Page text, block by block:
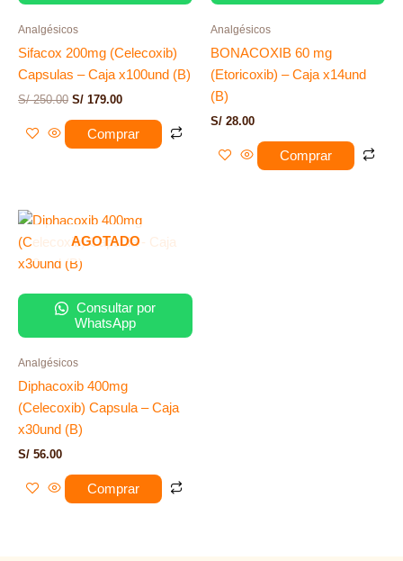
Analgésicos
Sifacox 200mg (Celecoxib)
Capsulas – Caja x100und (B)
S/250.00 S/ 179.00
Comprar
Analgésicos
BONACOXIB 60 mg
(Etoricoxib) – Caja x14und
(B)
S/ 28.00
Comprar
AGOTADO
Consultar por
WhatsApp
Analgésicos
Diphacoxib 400mg
(Celecoxib) Capsula – Caja
x30und (B)
S/ 56.00
Comprar